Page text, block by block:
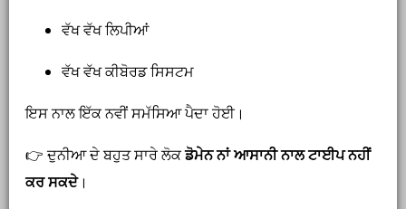
ਵੱਖ ਵੱਖ ਲਿਪੀਆਂ
ਵੱਖ ਵੱਖ ਕੀਬੋਰਡ ਸਿਸਟਮ
ਇਸ ਨਾਲ ਇੱਕ ਨਵੀਂ ਸਮੱਸਿਆ ਪੈਦਾ ਹੋਈ।
👉 ਦੁਨੀਆ ਦੇ ਬਹੁਤ ਸਾਰੇ ਲੋਕਡੋਮੇਨ ਨਾਂ ਆਸਾਨੀ ਨਾਲ ਟਾਈਪ ਨਹੀਂ
ਕਰ ਸਕਦੇ।